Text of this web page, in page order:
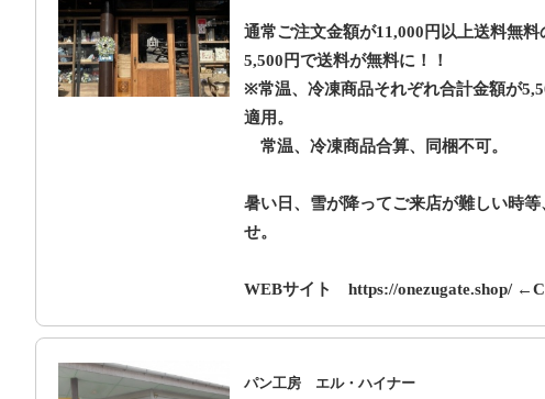
通常ご注文金額が11,000円以上送料無料
5,500円で送料が無料に！！
※常温、冷凍商品それぞれ合計金額が
適用。
常温、冷凍商品合算、同梱不可。
暑い日、雪が降ってご来店が難しい時
せ。
WEBサイト https://onezugate.shop/
パン工房 エル・ハイナー